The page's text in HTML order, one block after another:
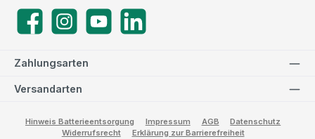
Zahlungsarten
Versandarten
FacebookInstagramYouTube
Hinweis Batterieentsorgung Impressum AGB
Datenschutz
Widerrufsrecht
Erklärung zur Barrierefreiheit